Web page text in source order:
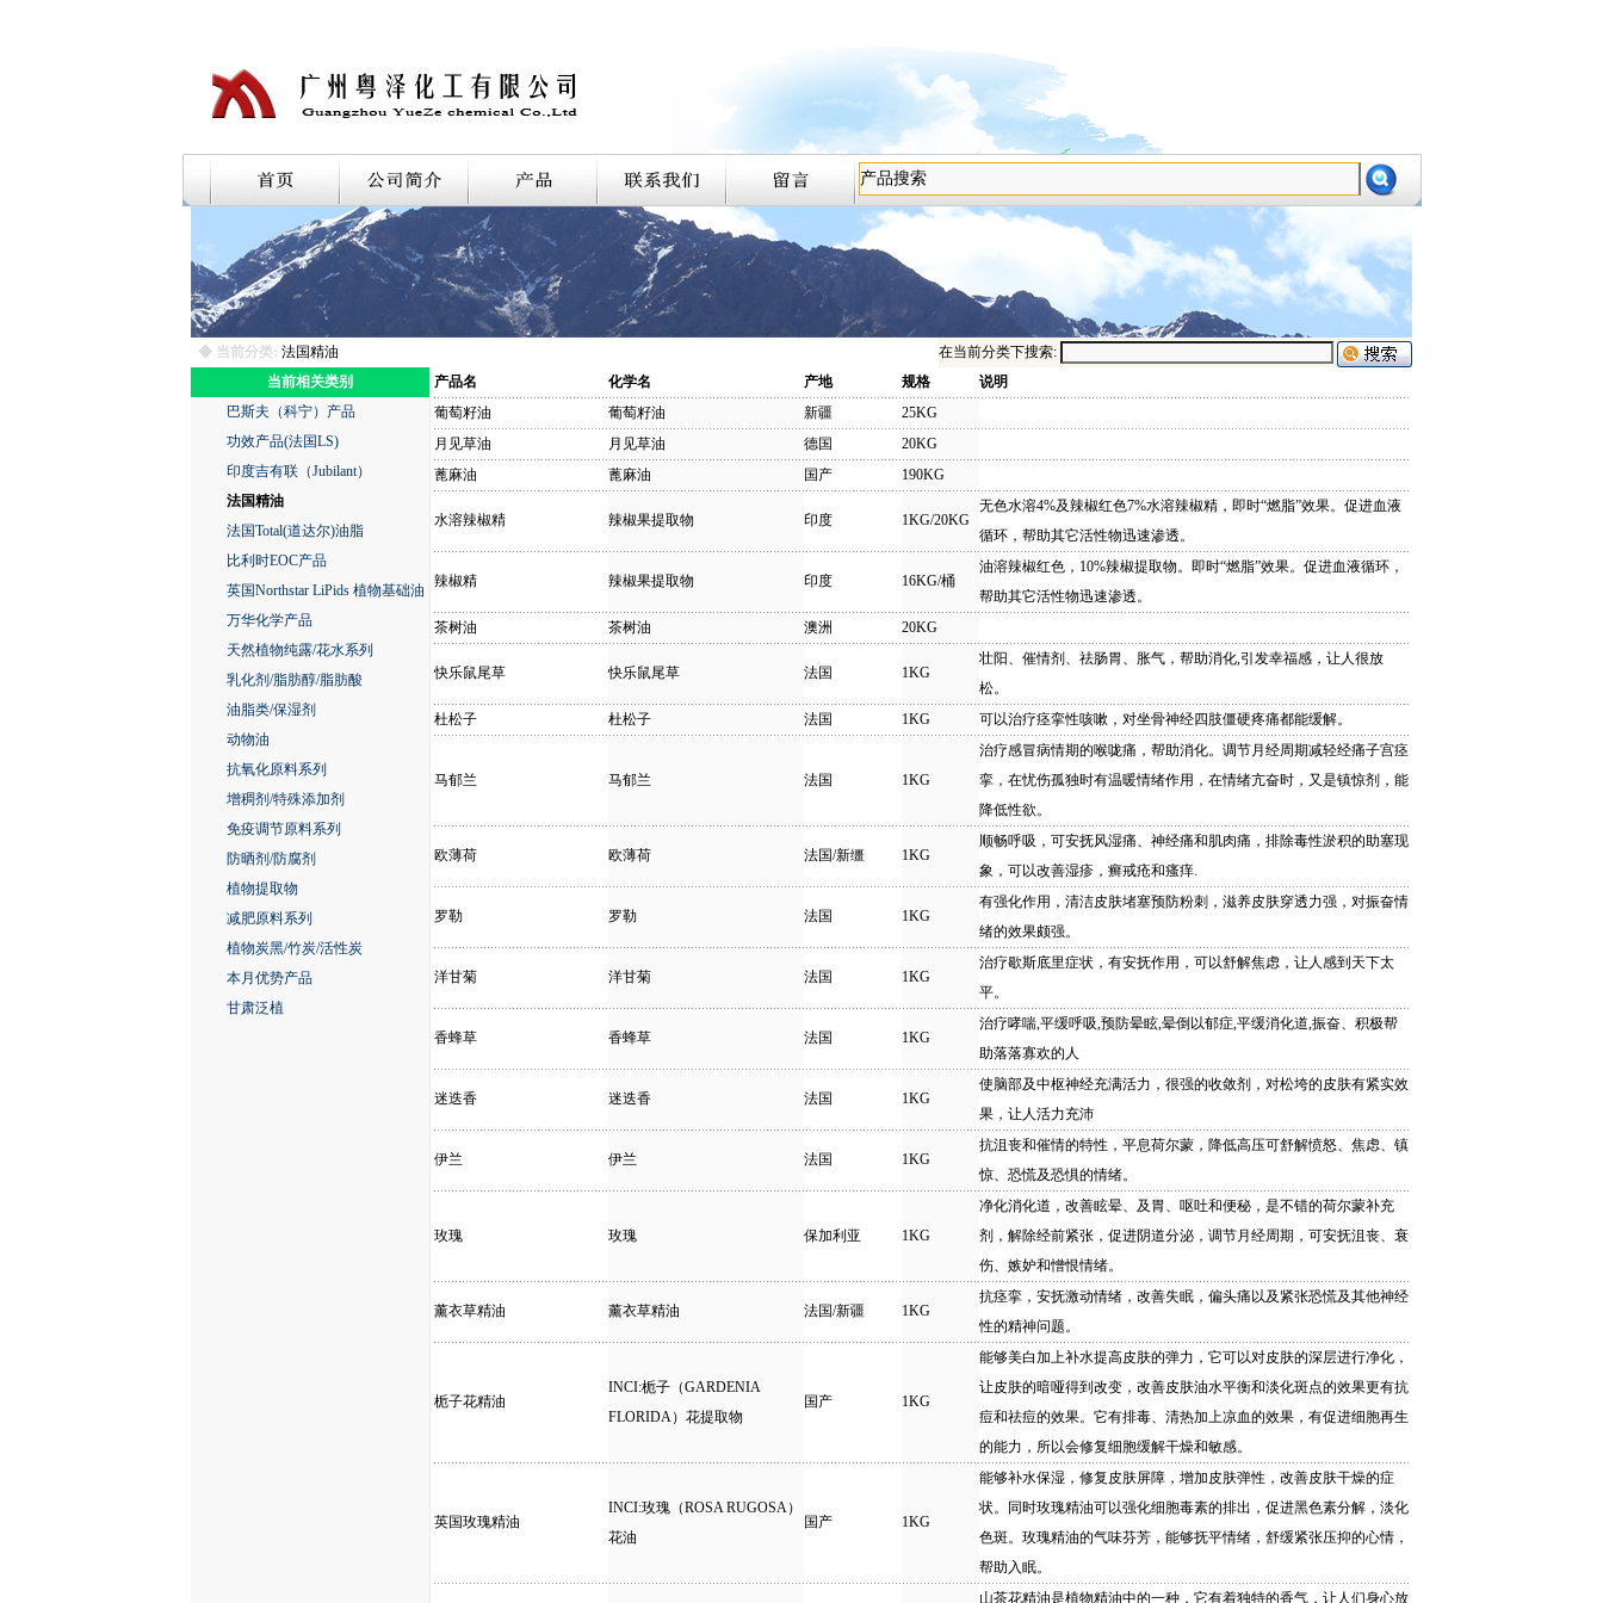
◆ 当前分类: 法国精油
在当前分类下搜索:
当前相关类别
巴斯夫（科宁）产品
功效产品(法国LS)
印度吉有联（Jubilant）
法国精油
法国Total(道达尔)油脂
比利时EOC产品
英国Northstar LiPids 植物基础油
万华化学产品
天然植物纯露/花水系列
乳化剂/脂肪醇/脂肪酸
油脂类/保湿剂
动物油
抗氧化原料系列
增稠剂/特殊添加剂
免疫调节原料系列
防晒剂/防腐剂
植物提取物
减肥原料系列
植物炭黑/竹炭/活性炭
本月优势产品
甘肃泛植
产品名 化学名 产地 规格
说明
葡萄籽油
葡萄籽油 新疆
25KG
月见草油
月见草油 德国
20KG
蓖麻油
蓖麻油 国产 190KG
水溶辣椒精 辣椒果提取物 印度 1KG/20KG
无色水溶4%及辣椒红色7%水溶辣椒精，即时“燃脂”效果。促进血液
循环，帮助其它活性物迅速渗透。
辣椒精 辣椒果提取物 印度 16KG/桶
油溶辣椒红色，10%辣椒提取物。即时“燃脂”效果。促进血液循环，
帮助其它活性物迅速渗透。
茶树油
茶树油 澳洲 20KG
快乐鼠尾草 快乐鼠尾草 法国 1KG
壮阳、催情剂、祛肠胃、胀气，帮助消化,引发幸福感，让人很放
松。
杜松子
杜松子 法国 1KG 可以治疗痉挛性咳嗽，对坐骨神经四肢僵硬疼痛都能缓解。
马郁兰 马郁兰 法国 1KG
治疗感冒病情期的喉咙痛，帮助消化。调节月经周期减轻经痛子宫痉
挛，在忧伤孤独时有温暖情绪作用，在情绪亢奋时，又是镇惊剂，能
降低性欲。
欧薄荷 欧薄荷 法国/新缰 1KG
顺畅呼吸，可安抚风湿痛、神经痛和肌肉痛，排除毒性淤积的助塞现
象，可以改善湿疹，癣戒疮和瘙痒.
罗勒 罗勒 法国 1KG
有强化作用，清洁皮肤堵塞预防粉刺，滋养皮肤穿透力强，对振奋情
绪的效果颇强。
洋甘菊 洋甘菊 法国 1KG
治疗歇斯底里症状，有安抚作用，可以舒解焦虑，让人感到天下太
平。
香蜂草 香蜂草 法国 1KG
治疗哮喘,平缓呼吸,预防晕眩,晕倒以郁症,平缓消化道,振奋、积极帮
助落落寡欢的人
迷迭香 迷迭香 法国 1KG
使脑部及中枢神经充满活力，很强的收敛剂，对松垮的皮肤有紧实效
果，让人活力充沛
伊兰 伊兰 法国 1KG
抗沮丧和催情的特性，平息荷尔蒙，降低高压可舒解愤怒、焦虑、镇
惊、恐慌及恐惧的情绪。
玫瑰 玫瑰 保加利亚 1KG
净化消化道，改善眩晕、及胃、呕吐和便秘，是不错的荷尔蒙补充
剂，解除经前紧张，促进阴道分泌，调节月经周期，可安抚沮丧、衰
伤、嫉妒和憎恨情绪。
薰衣草精油 薰衣草精油 法国/新疆 1KG
抗痉挛，安抚激动情绪，改善失眠，偏头痛以及紧张恐慌及其他神经
性的精神问题。
栀子花精油
INCI:栀子（GARDENIA
FLORIDA）花提取物
国产 1KG
能够美白加上补水提高皮肤的弹力，它可以对皮肤的深层进行净化，
让皮肤的暗哑得到改变，改善皮肤油水平衡和淡化斑点的效果更有抗
痘和祛痘的效果。它有排毒、清热加上凉血的效果，有促进细胞再生
的能力，所以会修复细胞缓解干燥和敏感。
英国玫瑰精油
INCI:玫瑰（ROSA RUGOSA）
花油
国产 1KG
能够补水保湿，修复皮肤屏障，增加皮肤弹性，改善皮肤干燥的症
状。同时玫瑰精油可以强化细胞毒素的排出，促进黑色素分解，淡化
色斑。玫瑰精油的气味芬芳，能够抚平情绪，舒缓紧张压抑的心情，
帮助入眠。
山茶花精油是植物精油中的一种，它有着独特的香气，让人们身心放